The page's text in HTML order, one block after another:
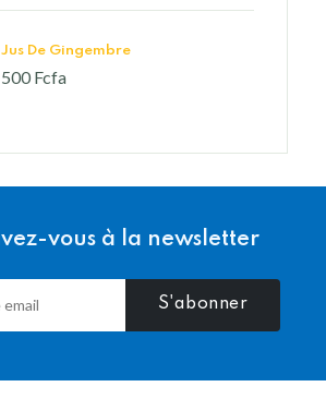
Jus De Gingembre
500 Fcfa
vous à la newsletter
S'abonner